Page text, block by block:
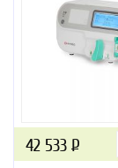
42 533 Р